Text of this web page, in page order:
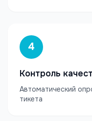
4
Контроль
Автоматический
тикета